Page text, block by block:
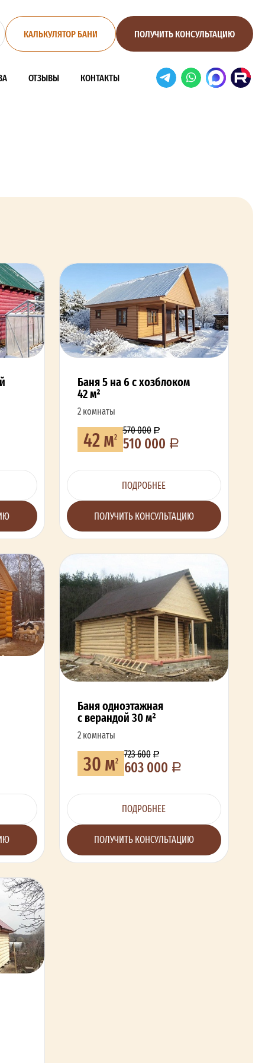
КАЛЬКУЛЯТОР БАНИ ПОЛУЧИТЬ КОНСУЛЬТАЦИЮ
ОТЗЫВЫ КОНТАКТЫ
Баня 5 на 6 с хозблоком
42 м²
2 комнаты
42 м2 570 000
510 000
ПОДРОБНЕЕ
ПОЛУЧИТЬ КОНСУЛЬТАЦИЮ
Баня одноэтажная
с верандой 30 м²
2 комнаты
30 м2 723 600
603 000
ПОДРОБНЕЕ
ПОЛУЧИТЬ КОНСУЛЬТАЦИЮ